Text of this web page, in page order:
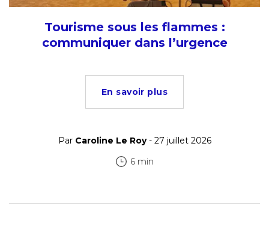
Tourisme sous les flammes :
communiquer dans l’urgence
En savoir plus
Par Caroline Le Roy- 27 juillet 2026
6 min